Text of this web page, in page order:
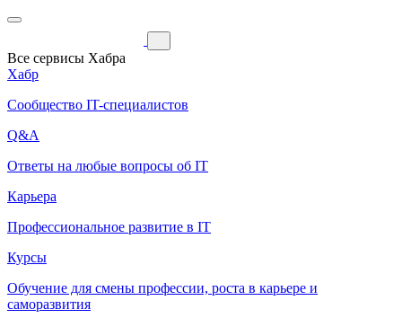
Все сервисы Хабра
Хабр
Сообщество IT-специалистов
Q&A
Ответы на любые вопросы об IT
Карьера
Профессиональное развитие в IT
Курсы
Обучение для смены профессии, роста в карьере и
саморазвития